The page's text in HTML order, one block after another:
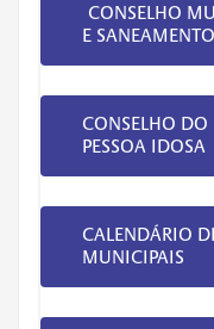
CONSELHO
E SANEAMENTO
CONSELHO
PESSOA IDOSA
CALENDÁRIO
MUNICIPAIS